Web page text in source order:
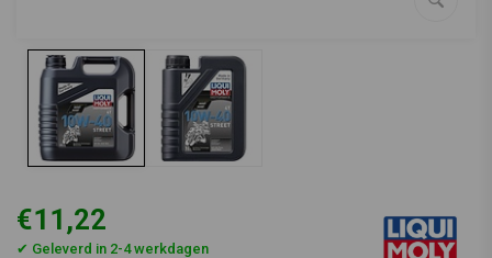
€11,22
✔ Geleverd in 2-4 werkdagen